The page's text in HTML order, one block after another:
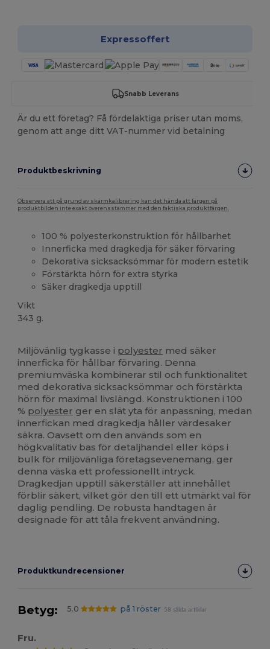
Expressoffert
Snabb Leverans
Är du ett företag? Få fördelaktiga priser utan moms,
genom att ange ditt VAT-nummer vid betalning
Produktbeskrivning
Observera att på grund av skärmkalibrering kan det hända att färgen på
produktbilden inte exakt överensstämmer med den faktiska produktfärgen.
100 % polyesterkonstruktion för hållbarhet
Innerficka med dragkedja för säker förvaring
Dekorativa sicksacksömmar för modern estetik
Förstärkta hörn för extra styrka
Säker dragkedja upptill
Vikt
343 g.
Miljövänlig tygkasse i polyester med säker
innerficka för hållbar förvaring. Denna
premiumväska kombinerar stil och funktionalitet
med dekorativa sicksacksömmar och förstärkta
hörn för maximal livslängd. Konstruktionen i 100
% polyester ger en slät yta för anpassning, medan
innerfickan med dragkedja håller värdesaker
säkra. Oavsett om den används som en
högkvalitativ bas för detaljhandel eller köps i
bulk för miljövänliga företagsevenemang, ger
denna väska ett professionellt intryck.
Dragkedjan upptill säkerställer att innehållet
förblir säkert, vilket gör den till ett utmärkt val för
daglig pendling. De robusta handtagen är
designade för att tåla frekvent användning.
Produktkundrecensioner
Betyg: 5.0 på 1 röster 58 sålda artiklar
Fru.